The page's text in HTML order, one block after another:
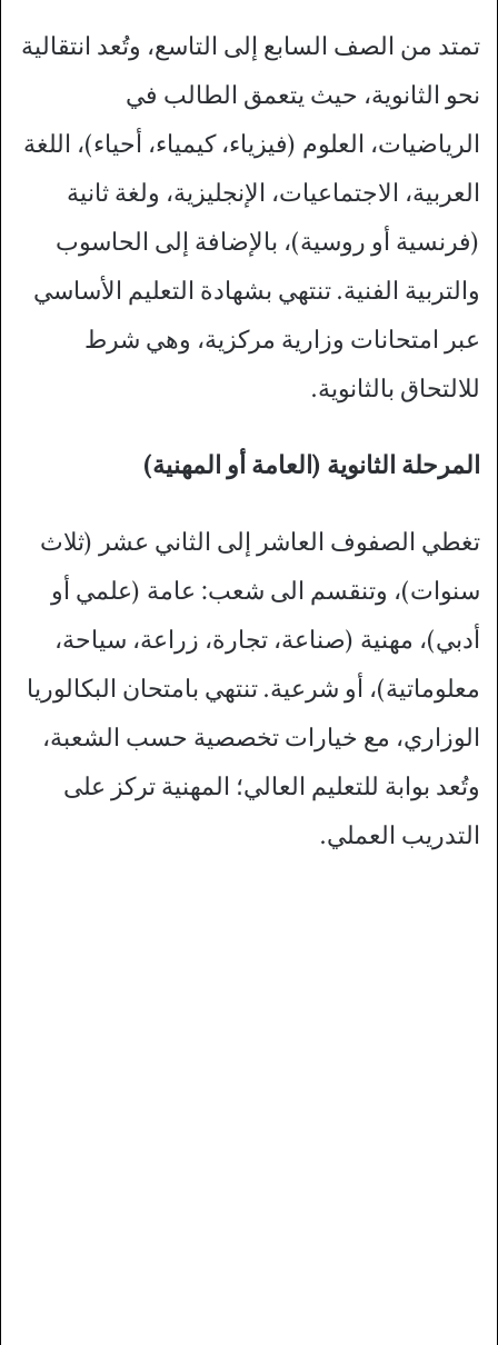
تمتد من الصف السابع إلى التاسع، وتُعد انتقالية
نحو الثانوية، حيث يتعمق الطالب في
الرياضيات، العلوم (فيزياء، كيمياء، أحياء)، اللغة
العربية، الاجتماعيات، الإنجليزية، ولغة ثانية
(فرنسية أو روسية)، بالإضافة إلى الحاسوب
والتربية الفنية. تنتهي بشهادة التعليم الأساسي
عبر امتحانات وزارية مركزية، وهي شرط
للالتحاق بالثانوية.​
المرحلة الثانوية (العامة أو المهنية)
تغطي الصفوف العاشر إلى الثاني عشر (ثلاث
سنوات)، وتنقسم الى شعب: عامة (علمي أو
أدبي)، مهنية (صناعة، تجارة، زراعة، سياحة،
معلوماتية)، أو شرعية. تنتهي بامتحان البكالوريا
الوزاري، مع خيارات تخصصية حسب الشعبة،
وتُعد بوابة للتعليم العالي؛ المهنية تركز على
التدريب العملي.